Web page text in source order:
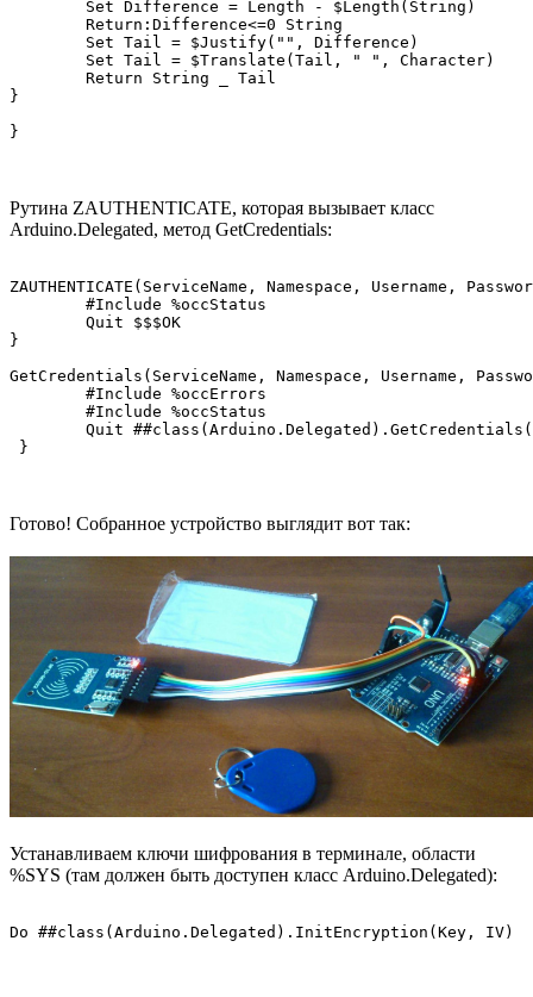
}
}
Рутина ZAUTHENTICATE, которая вызывает класс
Arduino.Delegated, метод GetCredentials:
ZAUTHENTICATE(ServiceName, Namespace, Username,
}
GetCredentials(ServiceName, Namespace, Username,
}
Готово! Собранное устройство выглядит вот так:
Устанавливаем ключи шифрования в терминале, области
%SYS (там должен быть доступен класс Arduino.Delegated):
Do ##class(Arduino.Delegated).InitEncryption(Key, IV)